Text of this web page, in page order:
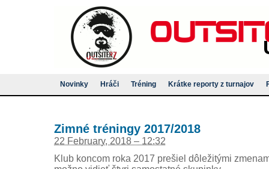
Novinky Hráči Tréning Krátke reporty z turnajov
Zimné tréningy 2017/2018
22 February, 2018 – 12:32
Klub koncom roka 2017 prešiel dôležitými